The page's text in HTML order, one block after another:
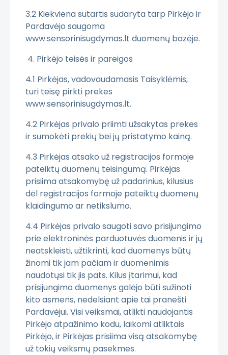
3.2 Kiekviena sutartis sudaryta tarp Pirkėjo ir
Pardavėjo saugoma
www.sensorinisugdymas.lt duomenų bazėje.
4. Pirkėjo teisės ir pareigos
4.1 Pirkėjas, vadovaudamasis Taisyklėmis,
turi teisę pirkti prekes
www.sensorinisugdymas.lt.
4.2 Pirkėjas privalo priimti užsakytas prekes
ir sumokėti prekių bei jų pristatymo kainą.
4.3 Pirkėjas atsako už registracijos formoje
pateiktų duomenų teisingumą. Pirkėjas
prisiima atsakomybę už padarinius, kilusius
dėl registracijos formoje pateiktų duomenų
klaidingumo ar netikslumo.
4.4 Pirkėjas privalo saugoti savo prisijungimo
prie elektroninės parduotuvės duomenis ir jų
neatskleisti, užtikrinti, kad duomenys būtų
žinomi tik jam pačiam ir duomenimis
naudotųsi tik jis pats. Kilus įtarimui, kad
prisijungimo duomenys galėjo būti sužinoti
kito asmens, nedelsiant apie tai pranešti
Pardavėjui. Visi veiksmai, atlikti naudojantis
Pirkėjo atpažinimo kodu, laikomi atliktais
Pirkėjo, ir Pirkėjas prisiima visą atsakomybę
už tokių veiksmų pasekmes.